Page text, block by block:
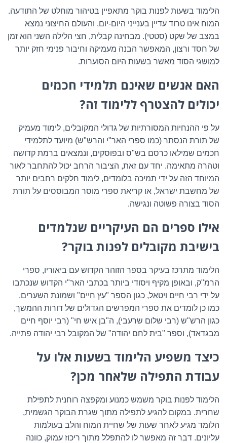
הלימוד בשעות לפנות בוקר מתאפיין בטיהור מוחלט של התודעה.
המוח אינו טרוד עדיין בענייני היום-יום, והעולם החיצוני נמצא
במצב של שקט (סטטי). מבחינה קבלית, חצי הלילה השני הוא זמן
של חסד ורצון, המאפשר הבנה מעמיקה וחיבור פנימי חזק יותר
למושגי הסוד מאשר בשעות היום הסוערות.
האם אנשים שאינם תלמידי חכמים
יכולים להצטרף ללימוד זה?
על פי ההנחיות המסורתיות של גדולי המקובלים, לימוד מעמיק
של תורת הנסתר (כמו ספרי האר"י והרש"ש) מיועד לתלמידי
חכמים שמילאו כרסם בש"ס ובפוסקים, ונמצאים ברמת קדושה
וטהרה מתאימה. יחד עם זאת, הציבור הרחב יכול להתחבר לאור
המיוחד הזה על ידי תמיכה בלומדים, לימוד חלקים רחבים יותר
של מחשבת ישראל, או קריאת ספרי מוסר המבוססים על תורת
הסוד בצורה פשוטה ונגישה.
אילו ספרים הם העיקריים שנלמדים
בישיבת מקובלים לפנות בוקר?
הלימוד מתרכז בעיקר בספר הזוהר הקדוש עם ביאוריו, ספרי
הרמ"ק, ובאופן מקיף ויסודי ביותר בכתבי האר"י הקדוש שנכתבו
על ידי רבי חיים ויטאל, כגון הספר "עץ חיים" ושמונת השערים.
כמו כן לומדים את ספרי המפרשים הגדולים של דורות ההמשך,
כגון הרש"ש (רבי שלום שרעבי), ה"בן איש חי" (רבי יוסף חיים
מבגדאד), וספר "בית לחם יהודה" של המקובל רבי יהודה פתייה.
כיצד משפיע הלימוד בשעות אלו על
עבודת התפילה שלאחר מכן?
הלימוד לפנות בוקר משמש כמנוע ומקפצה רוחנית לתפילת
שחרית. במקום להגיע לתפילה מתוך שגרת הבוקר הגשמית,
הלומד מגיע לאחר שעות של שחיית המוח והלב בעולמות
עליונים. דבר זה מאפשר לו להתפלל מתוך ריכוז עמוק, כוונה